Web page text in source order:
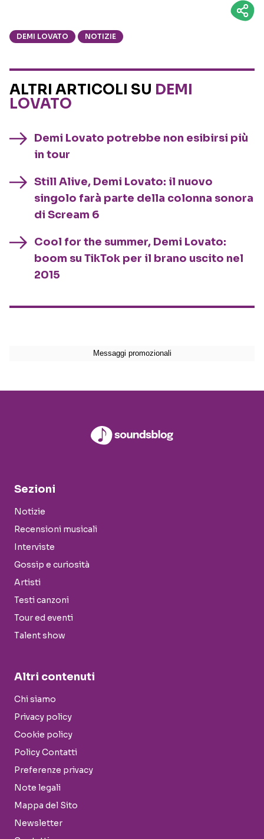
DEMI LOVATO NOTIZIE
ALTRI ARTICOLI SU DEMI
LOVATO
Demi Lovato potrebbe non esibirsi più
in tour
Still Alive, Demi Lovato: il nuovo
singolo farà parte della colonna sonora
di Scream 6
Cool for the summer, Demi Lovato:
boom su TikTok per il brano uscito nel
2015
Sezioni
Notizie
Recensioni musicali
Interviste
Gossip e curiosità
Artisti
Testi canzoni
Tour ed eventi
Talent show
Altri contenuti
Chi siamo
Privacy policy
Cookie policy
Policy Contatti
Preferenze privacy
Note legali
Mappa del Sito
Newsletter